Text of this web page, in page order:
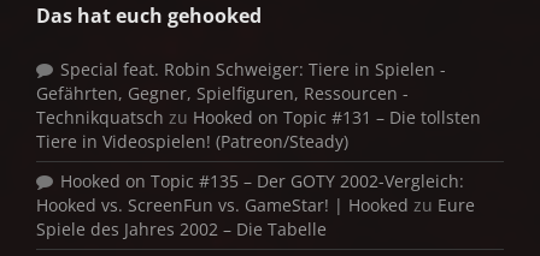
Das hat euch gehooked
Special feat. Robin Schweiger: Tiere in Spielen -
Gefährten, Gegner, Spielfiguren, Ressourcen -
Technikquatsch zu Hooked on Topic #131 – Die tollsten
Tiere in Videospielen! (Patreon/Steady)
Hooked on Topic #135 – Der GOTY 2002-Vergleich:
Hooked vs. ScreenFun vs. GameStar! | Hooked zu Eure
Spiele des Jahres 2002 – Die Tabelle